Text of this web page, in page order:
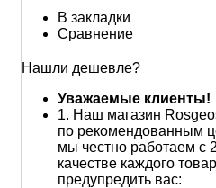
В закладки
Сравнение
Нашли дешевле?
Уважаемые клиенты!
1. Наш магазин
по рекомендованным
мы честно работаем с
качестве каждого
предупредить вас: